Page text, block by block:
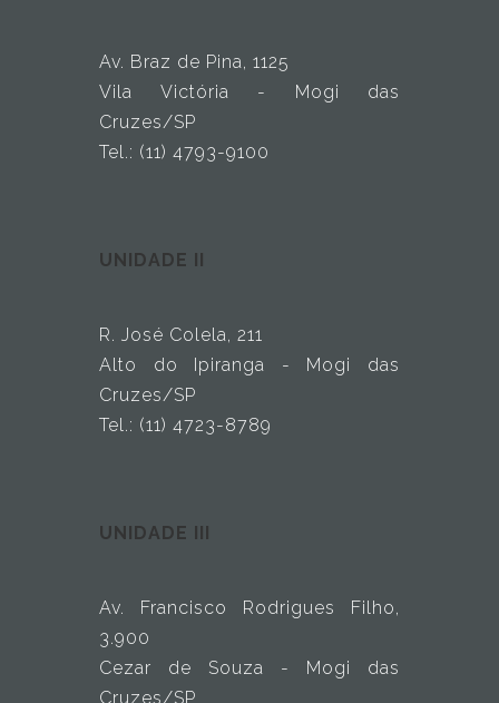
Av. Braz de Pina, 1125
Vila Victória - Mogi das
Cruzes/SP
Tel.: (11) 4793-9100
UNIDADE II
R. José Colela, 211
Alto do Ipiranga - Mogi das
Cruzes/SP
Tel.: (11) 4723-8789
UNIDADE III
Av. Francisco Rodrigues Filho,
3.900
Cezar de Souza - Mogi das
Cruzes/SP